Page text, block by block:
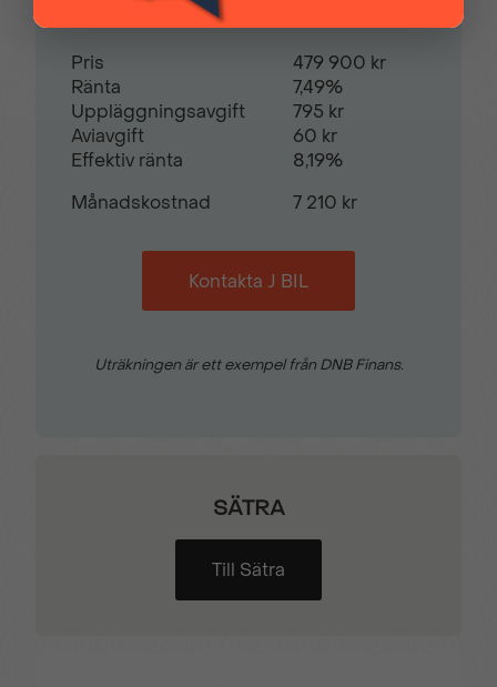
Varselljus i LED-
utförande
Pris
479 900 kr
Ränta
7,49%
Uppläggningsavgift
795 kr
Aviavgift
60 kr
Effektiv ränta
8,19%
Månadskostnad
7 210 kr
Kontakta J BIL
Uträkningen är ett exempel från DNB Finans.
SÄTRA
Till Sätra